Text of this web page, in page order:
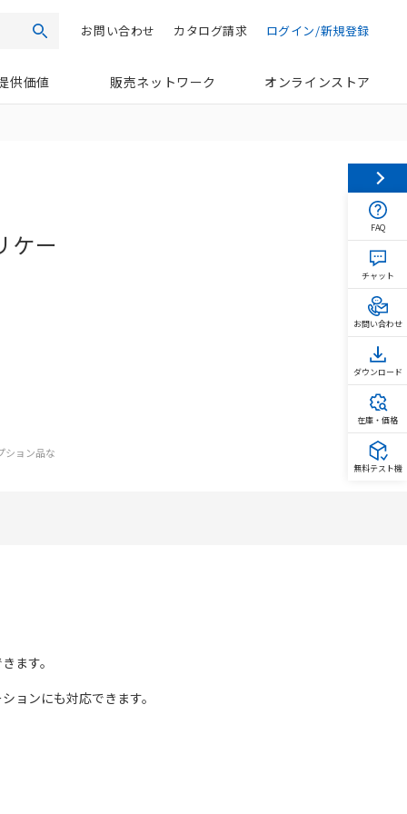
検索 ログイン/新規登録
カタログ請求
お問い合わせ
供価値 販売ネットワーク オンラインストア
ケー
ション品な
ます。
ョンにも対応できます。
FAQ
チャット
お問い合わせ
ダウンロード
在庫・価格
無料テスト機